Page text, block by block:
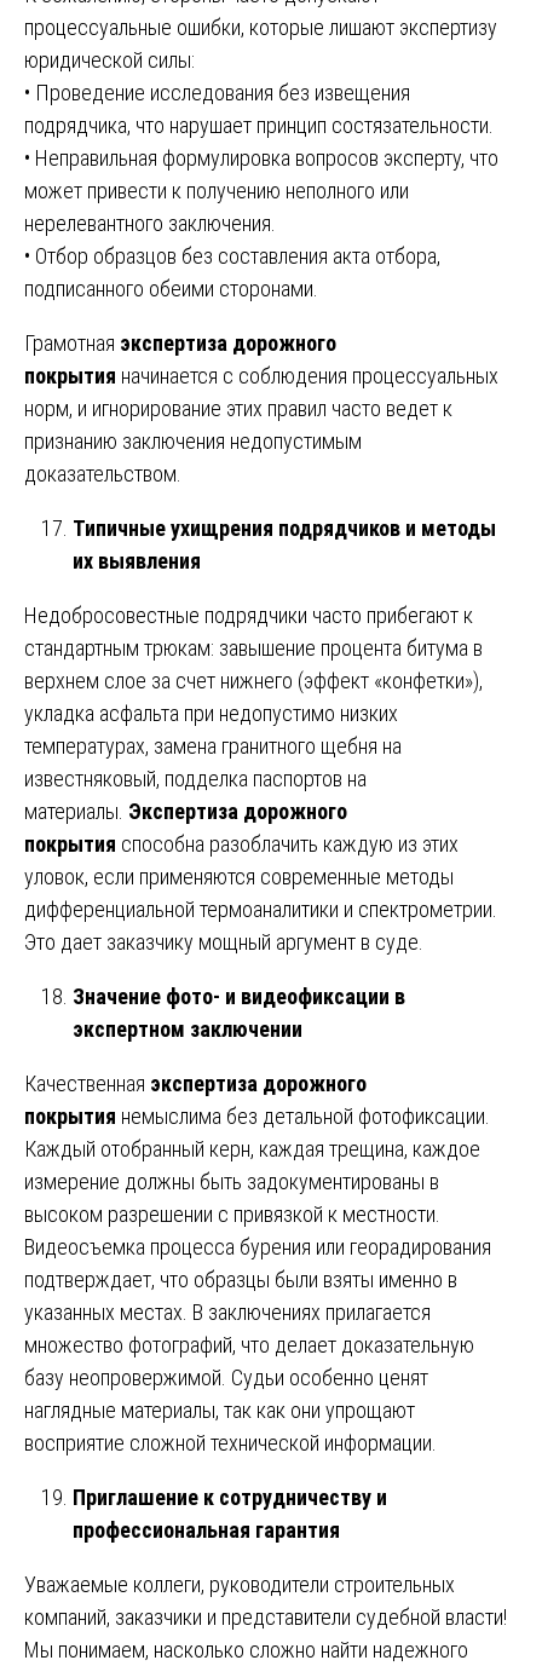
процессуальные ошибки, которые лишают экспертизу
юридической силы:
• Проведение исследования без извещения
подрядчика, что нарушает принцип состязательности.
• Неправильная формулировка вопросов эксперту, что
может привести к получению неполного или
нерелевантного заключения.
• Отбор образцов без составления акта отбора,
подписанного обеими сторонами.
Грамотная экспертиза дорожного
покрытия начинается с соблюдения процессуальных
норм, и игнорирование этих правил часто ведет к
признанию заключения недопустимым
доказательством.
Типичные ухищрения подрядчиков и методы
их выявления
Недобросовестные подрядчики часто прибегают к
стандартным трюкам: завышение процента битума в
верхнем слое за счет нижнего (эффект «конфетки»),
укладка асфальта при недопустимо низких
температурах, замена гранитного щебня на
известняковый, подделка паспортов на
материалы. Экспертиза дорожного
покрытия способна разоблачить каждую из этих
уловок, если применяются современные методы
дифференциальной термоаналитики и спектрометрии.
Это дает заказчику мощный аргумент в суде.
Значение фото- и видеофиксации в
экспертном заключении
Качественная экспертиза дорожного
покрытия немыслима без детальной фотофиксации.
Каждый отобранный керн, каждая трещина, каждое
измерение должны быть задокументированы в
высоком разрешении с привязкой к местности.
Видеосъемка процесса бурения или георадирования
подтверждает, что образцы были взяты именно в
указанных местах. В заключениях прилагается
множество фотографий, что делает доказательную
базу неопровержимой. Судьи особенно ценят
наглядные материалы, так как они упрощают
восприятие сложной технической информации.
Приглашение к сотрудничеству и
профессиональная гарантия
Уважаемые коллеги, руководители строительных
компаний, заказчики и представители судебной власти!
Мы понимаем, насколько сложно найти надежного